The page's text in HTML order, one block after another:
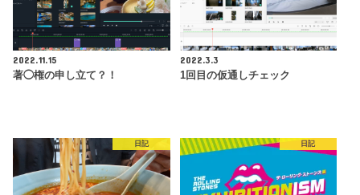
2022.11.15
著◯権の申し立て？！
2022.3.3
1回目の仮通しチェック
日記 日記